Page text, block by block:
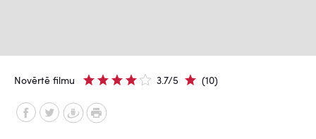
Novērtē filmu 3.7/5 (10)